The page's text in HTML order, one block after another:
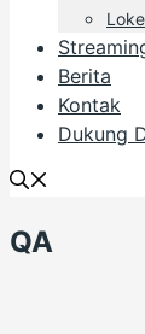
Berita
Kontak
Dukung
QA